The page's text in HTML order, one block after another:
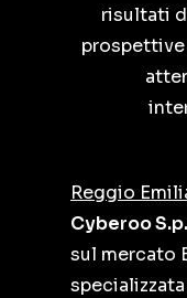
risultati
Reggio
Cyberoo
sul mercato